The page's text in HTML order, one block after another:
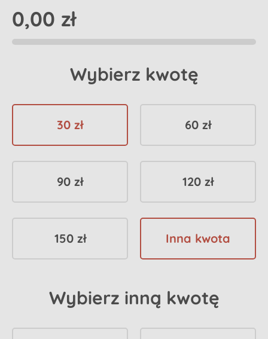
0,00 zł
Wybierz kwotę
30 zł 60 zł
90 zł 120 zł
150 zł Inna kwota
Wybierz inną kwotę